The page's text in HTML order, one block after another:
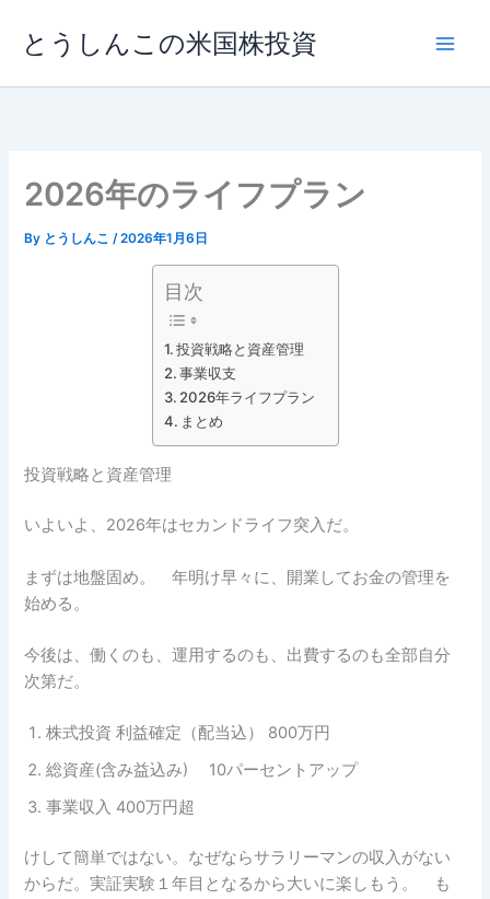
ス
とうしんこの米国株投資
2026年のライフプラン
By とうしんこ/2026年1月6日
目次
投資戦略と資産管理
事業収支
2026年ライフプラン
まとめ
投資戦略と資産管理
いよいよ、2026年はセカンドライフ突入だ。
まずは地盤固め。 年明け早々に、開業してお金の管理を
始める。
今後は、働くのも、運用するのも、出費するのも全部自分
次第だ。
株式投資 利益確定（配当込） 800万円
総資産(含み益込み) 10パーセントアップ
事業収入 400万円超
けして簡単ではない。なぜならサラリーマンの収入がない
からだ。実証実験１年目となるから大いに楽しもう。 も